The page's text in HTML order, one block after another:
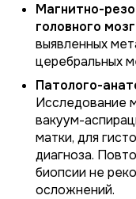
Магнитно-
головного
выявленных
церебральных
Патолого-
Исследование
вакуум-
матки, для
диагноза.
биопсии не
осложнений.